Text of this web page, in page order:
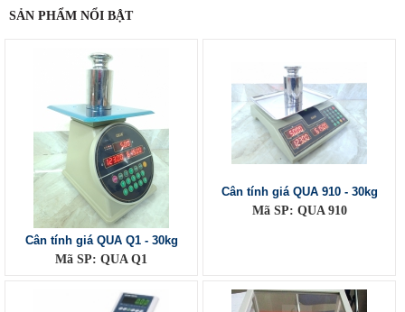
SẢN PHẨM NỔI BẬT
Cân tính giá QUA Q1 - 30kg
Mã SP: QUA Q1
Cân tính giá QUA 910 - 30kg
Mã SP: QUA 910